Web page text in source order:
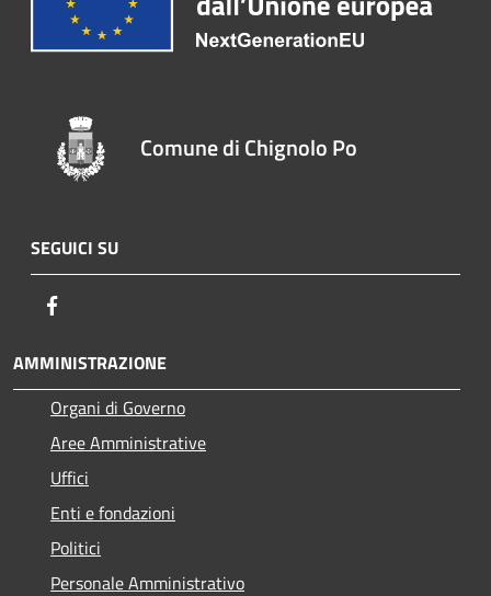
Comune di Chignolo Po
SEGUICI SU
AMMINISTRAZIONE
Organi di Governo
Aree Amministrative
Uffici
Enti e fondazioni
Politici
Personale Amministrativo